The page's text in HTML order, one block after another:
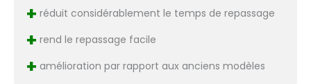
que l'eau est assez
compromettre la
sécurité de la presse à
+ réduit considérablement le temps de repassage
+ rend le repassage facile
+ amélioration par rapport aux anciens modèles